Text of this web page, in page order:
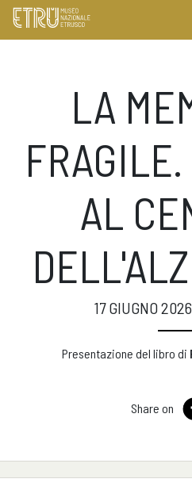
LA
AL
17 GIUGNO
Presentazione del libro di
Share on